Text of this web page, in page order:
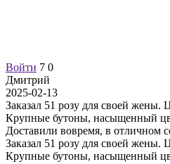
Войти 7 0
Дмитрий
2025-02-13
Заказал 51 розу для своей жены.
Крупные бутоны, насыщенный
Доставили вовремя, в отличном
Заказал 51 розу для своей жены.
Крупные бутоны, насыщенный